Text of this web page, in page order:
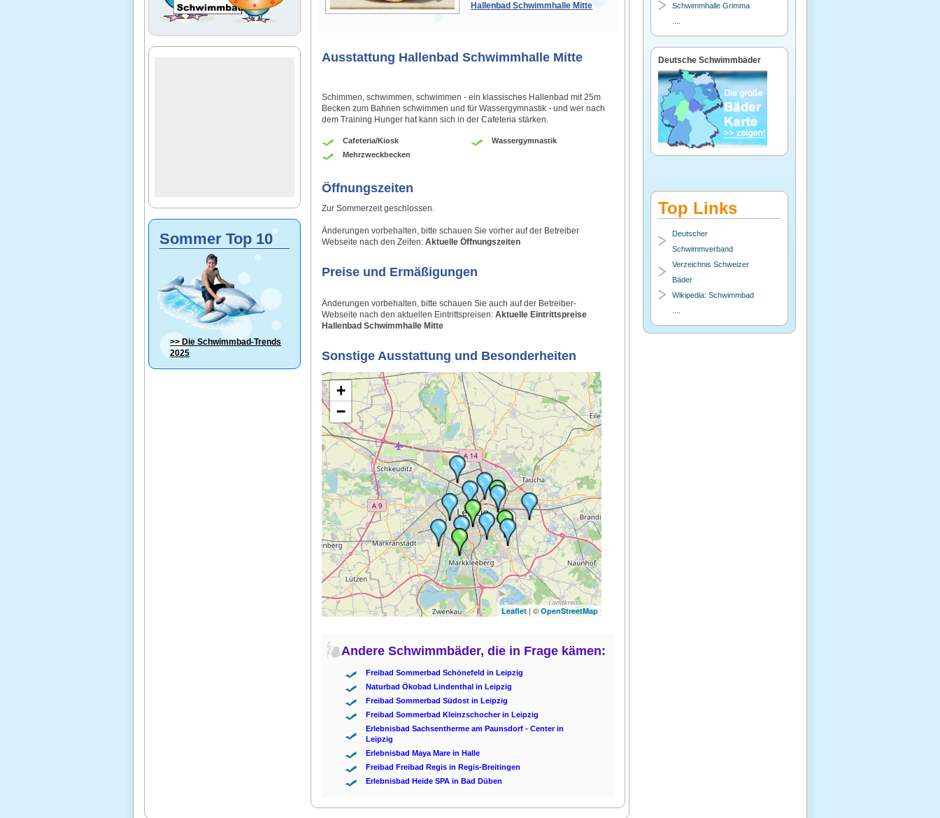
Hallenbad Schwimmhalle Mitte
Ausstattung Hallenbad Schwimmhalle Mitte
Schimmen, schwimmen, schwimmen - ein klassisches Hallenbad mit 25m
Becken zum Bahnen schwimmen und für Wassergymnastik - und wer nach
dem Training Hunger hat kann sich in der Cafeteria stärken.
Cafeteria/Kiosk
Mehrzweckbecken
Wassergymnastik
Öffnungszeiten
Zur Sommerzeit geschlossen.
Änderungen vorbehalten, bitte schauen Sie vorher auf der Betreiber
Webseite nach den Zeiten:Aktuelle Öffnungszeiten
Preise und Ermäßigungen
Änderungen vorbehalten, bitte schauen Sie auch auf der Betreiber-
Webseite nach den aktuellen Eintrittspreisen:Aktuelle Eintrittspreise
Hallenbad Schwimmhalle Mitte
Sonstige Ausstattung und Besonderheiten
+
−
Leaflet | ©OpenStreetMap
Andere Schwimmbäder, die in Frage kämen:
Freibad Sommerbad Schönefeld in Leipzig
Naturbad Ökobad Lindenthal in Leipzig
Freibad Sommerbad Südost in Leipzig
Freibad Sommerbad Kleinzschocher in Leipzig
Erlebnisbad Sachsentherme am Paunsdorf - Center in
Leipzig
Erlebnisbad Maya Mare in Halle
Freibad Freibad Regis in Regis-Breitingen
Erlebnisbad Heide SPA in Bad Düben
Sommer Top 10
>> DieSchwimmbad-Trends
2025
Schwimmhalle Grimma
Deutsche Schwimmbäder
Top Links
Deutscher
Schwimmverband
Verzeichnis Schweizer
Bäder
Wikipedia: Schwimmbad